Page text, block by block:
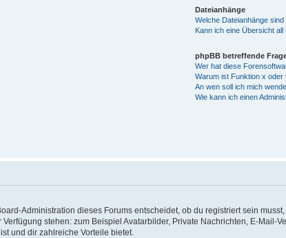
Dateianhänge
Welche Dateianhänge
Kann ich eine Übersicht
phpBB betreffende
Wer hat diese
Warum ist Funktion x oder
An wen soll ich mich
Wie kann ich einen
Administration dieses Forums entscheidet, ob du registriert sein
stehen: zum Beispiel Avatarbilder, Private Nachrichten, E-Mail-
und dir zahlreiche Vorteile bietet.